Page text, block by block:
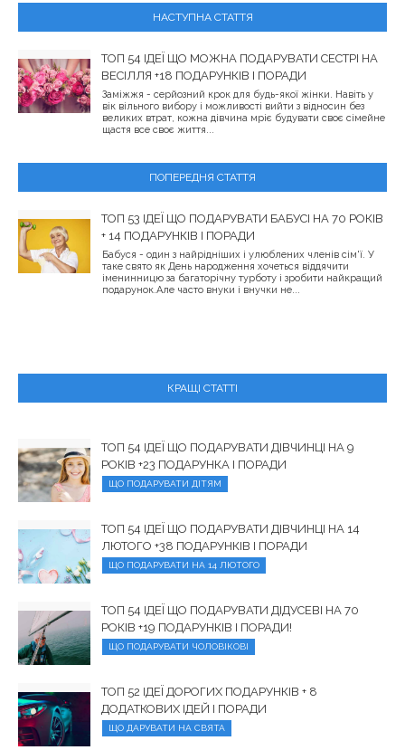
НАСТУПНА СТАТТЯ
ТОП 54 ІДЕЇ ЩО МОЖНА ПОДАРУВАТИ СЕСТРІ НА
ВЕСІЛЛЯ +18 ПОДАРУНКІВ І ПОРАДИ
Заміжжя - серйозний крок для будь-якої жінки. Навіть у
вік вільного вибору і можливості вийти з відносин без
великих втрат, кожна дівчина мріє будувати своє сімейне
щастя все своє життя...
ПОПЕРЕДНЯ СТАТТЯ
ТОП 53 ІДЕЇ ЩО ПОДАРУВАТИ БАБУСІ НА 70 РОКІВ
+ 14 ПОДАРУНКІВ І ПОРАДИ
Бабуся - один з найрідніших і улюблених членів сім'ї. У
таке свято як День народження хочеться віддячити
іменинницю за багаторічну турботу і зробити найкращий
подарунок.Але часто внуки і внучки не...
КРАЩІ СТАТТІ
ТОП 54 ІДЕЇ ЩО ПОДАРУВАТИ ДІВЧИНЦІ НА 9
РОКІВ +23 ПОДАРУНКА І ПОРАДИ
ЩО ПОДАРУВАТИ ДІТЯМ
ТОП 54 ІДЕЇ ЩО ПОДАРУВАТИ ДІВЧИНЦІ НА 14
ЛЮТОГО +38 ПОДАРУНКІВ І ПОРАДИ
ЩО ПОДАРУВАТИ НА 14 ЛЮТОГО
ТОП 54 ІДЕЇ ЩО ПОДАРУВАТИ ДІДУСЕВІ НА 70
РОКІВ +19 ПОДАРУНКІВ І ПОРАДИ!
ЩО ПОДАРУВАТИ ЧОЛОВІКОВІ
ТОП 52 ІДЕЇ ДОРОГИХ ПОДАРУНКІВ + 8
ДОДАТКОВИХ ІДЕЙ І ПОРАДИ
ЩО ДАРУВАТИ НА СВЯТА